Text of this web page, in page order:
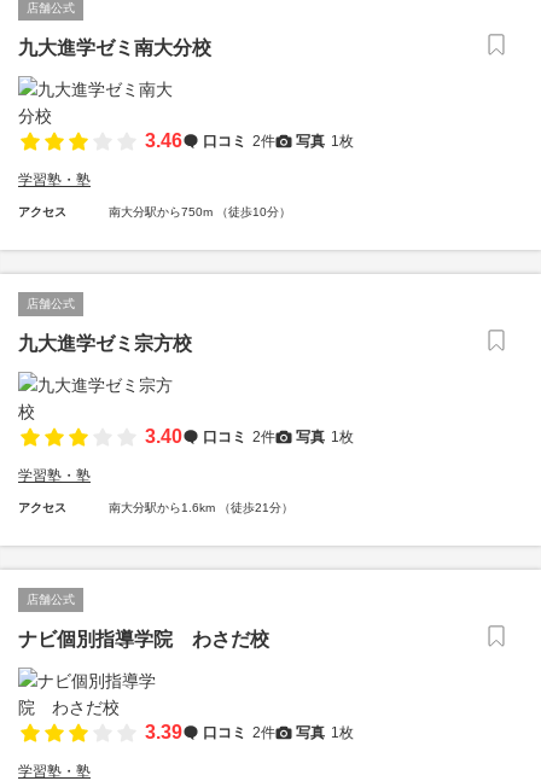
店舗公式
九大進学ゼミ南大分校
3.46 口コミ 2件 写真 1枚
学習塾・塾
アクセス 南大分駅から750m （徒歩10分）
店舗公式
九大進学ゼミ宗方校
3.40 口コミ 2件 写真 1枚
学習塾・塾
アクセス 南大分駅から1.6km （徒歩21分）
店舗公式
ナビ個別指導学院 わさだ校
3.39 口コミ 2件 写真 1枚
学習塾・塾